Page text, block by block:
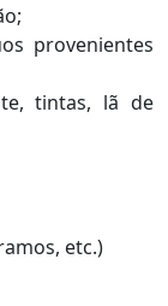
provenientes
tintas, lã de
etc.)